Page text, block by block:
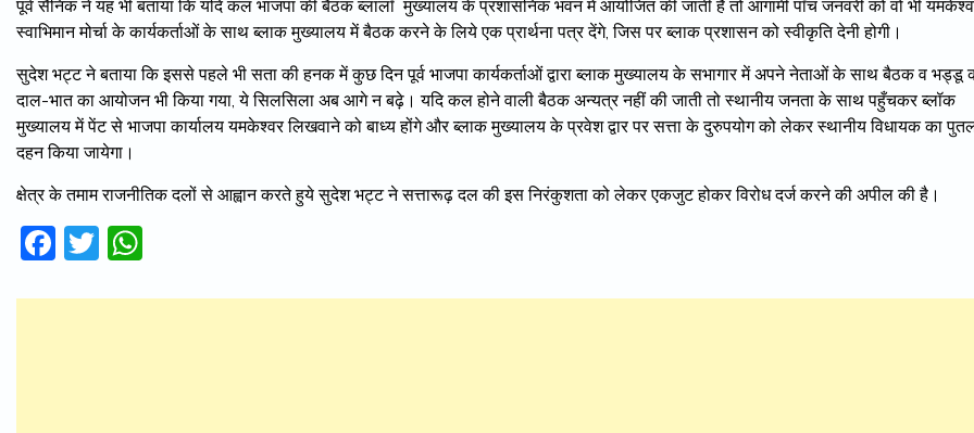
पूर्व सैनिक ने यह भी बताया कि यदि कल भाजपा की बैठक ब्लालॉ मुख्यालय के प्रशासनिक भवन में आयोजित की जाती है तो आगामी पाँच जनवरी को वो भी
स्वाभिमान मोर्चा के कार्यकर्ताओं के साथ ब्लाक मुख्यालय में बैठक करने के लिये एक प्रार्थना पत्र देंगे, जिस पर ब्लाक प्रशासन को स्वीकृति देनी होगी।
सुदेश भट्ट ने बताया कि इससे पहले भी सता की हनक में कुछ दिन पूर्व भाजपा कार्यकर्ताओं द्वारा ब्लाक मुख्यालय के सभागार में अपने नेताओं के साथ बैठक व भड्डू
दाल-भात का आयोजन भी किया गया, ये सिलसिला अब आगे न बढ़े। यदि कल होने वाली बैठक अन्यत्र नहीं की जाती तो स्थानीय जनता के साथ पहुँचकर ब्लॉक
मुख्यालय में पेंट से भाजपा कार्यालय यमकेश्वर लिखवाने को बाध्य होंगे और ब्लाक मुख्यालय के प्रवेश द्वार पर सत्ता के दुरुपयोग को लेकर स्थानीय विधायक का
दहन किया जायेगा।
क्षेत्र के तमाम राजनीतिक दलों से आह्वान करते हुये सुदेश भट्ट ने सत्तारूढ़ दल की इस निरंकुशता को लेकर एकजुट होकर विरोध दर्ज करने की अपील की है।
Facebook
Twitter